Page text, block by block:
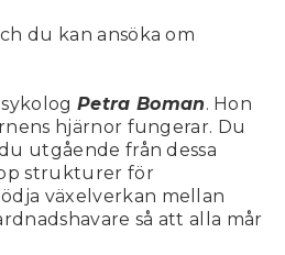
du kan ansöka om
Petra Boman. Hon
hjärnor fungerar. Du
utgående från dessa
strukturer för
växelverkan mellan
så att alla mår